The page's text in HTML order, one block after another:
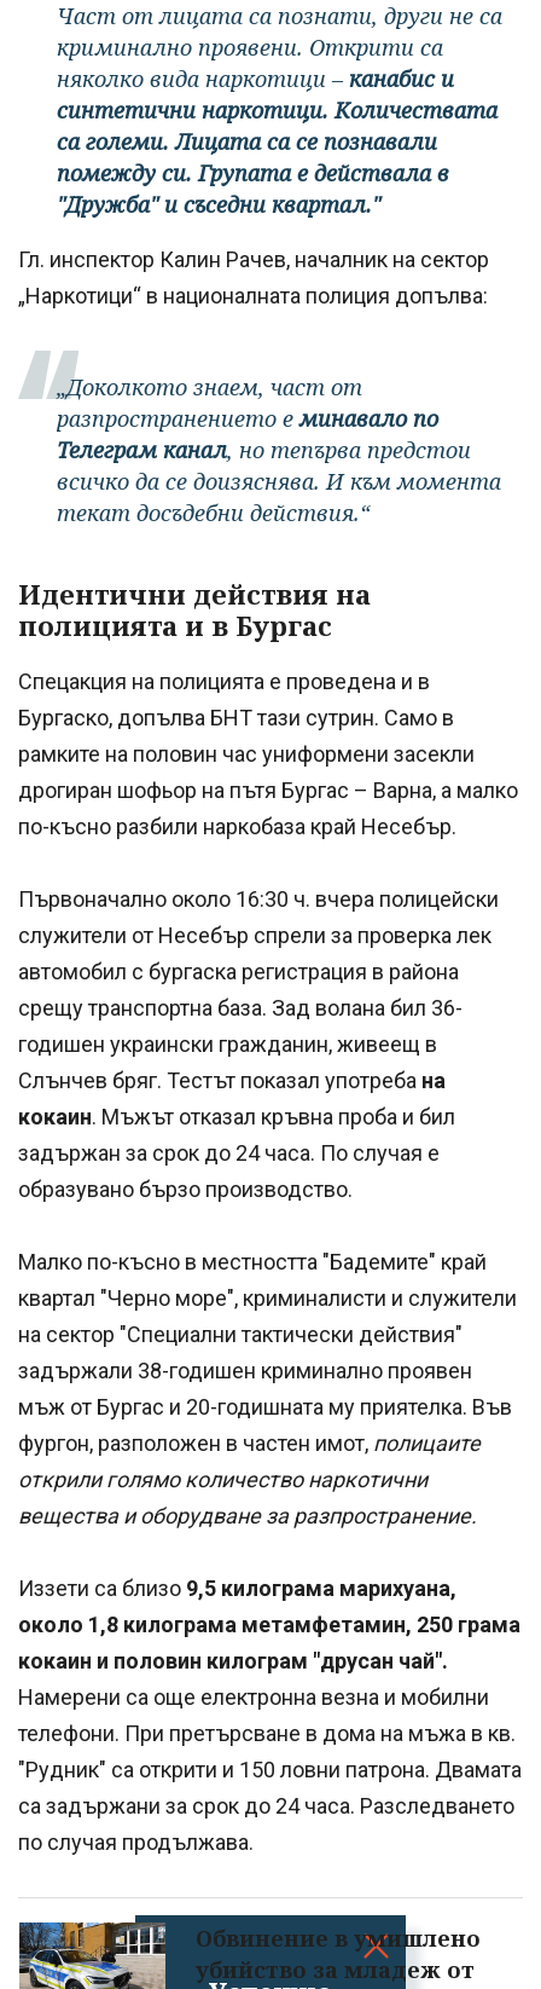
Част от лицата са познати, други не са
криминално проявени. Открити са
няколко вида наркотици – канабис и
синтетични наркотици. Количествата
са големи. Лицата са се познавали
помежду си. Групата е действала в
"Дружба" и съседни квартал."
Гл. инспектор Калин Рачев, началник на сектор
„Наркотици“ в националната полиция допълва:
„Доколкото знаем, част от
разпространението еминавало по
Телеграм канал, но тепърва предстои
всичко да се доизяснява. И към момента
текат досъдебни действия.“
Идентични действия на
полицията и в Бургас
Спецакция на полицията е проведена и в
Бургаско, допълва БНТ тази сутрин. Само в
рамките на половин час униформени засекли
дрогиран шофьор на пътя Бургас – Варна, а малко
по-късно разбили наркобаза край Несебър.
Първоначално около 16:30 ч. вчера полицейски
служители от Несебър спрели за проверка лек
автомобил с бургаска регистрация в района
срещу транспортна база. Зад волана бил 36-
годишен украински гражданин, живеещ в
Слънчев бряг. Тестът показал употреба на
кокаин. Мъжът отказал кръвна проба и бил
задържан за срок до 24 часа. По случая е
образувано бързо производство.
Малко по-късно в местността "Бадемите" край
квартал "Черно море", криминалисти и служители
на сектор "Специални тактически действия"
задържали 38-годишен криминално проявен
мъж от Бургас и 20-годишната му приятелка. Във
фургон, разположен в частен имот, полицаите
открили голямо количество наркотични
вещества и оборудване за разпространение.
Иззети са близо 9,5 килограма марихуана,
около 1,8 килограма метамфетамин, 250 грама
кокаин и половин килограм "друсан чай".
Намерени са още електронна везна и мобилни
телефони. При претърсване в дома на мъжа в кв.
"Рудник" са открити и 150 ловни патрона. Двамата
са задържани за срок до 24 часа. Разследването
по случая продължава.
Обвинение в умишлено
убийство за младеж от